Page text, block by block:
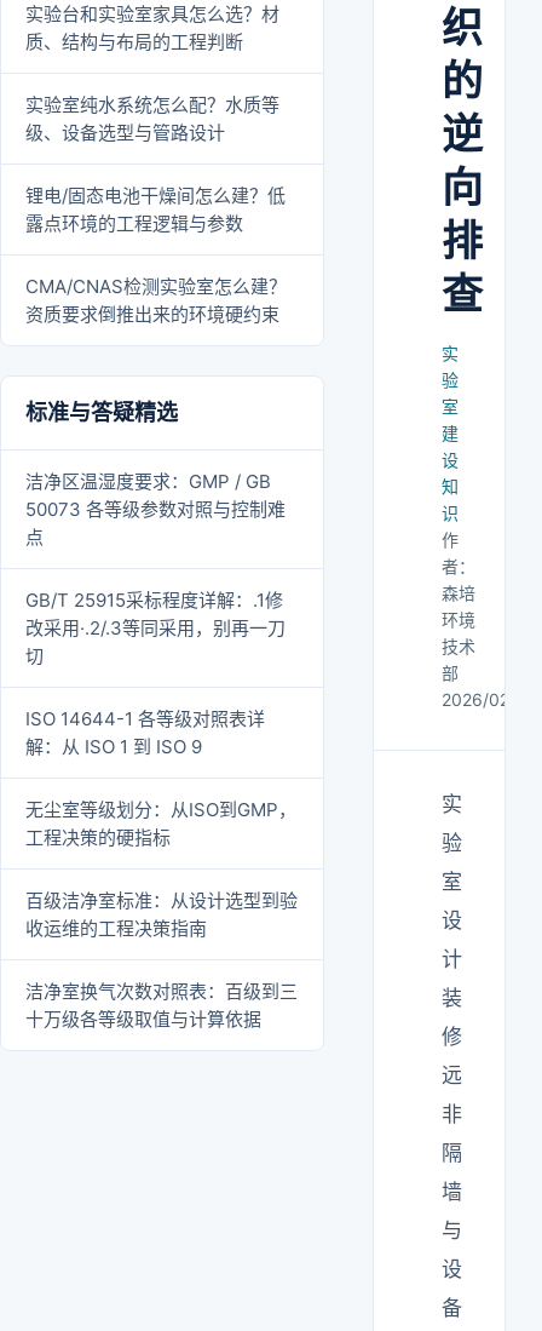
实验台和实验室家具怎么选？材
质、结构与布局的工程判断
实验室纯水系统怎么配？水质等
级、设备选型与管路设计
锂电/固态电池干燥间怎么建？低
露点环境的工程逻辑与参数
CMA/CNAS检测实验室怎么建？
资质要求倒推出来的环境硬约束
标准与答疑精选
洁净区温湿度要求：GMP / GB
50073 各等级参数对照与控制难
点
GB/T 25915采标程度详解：.1修
改采用·.2/.3等同采用，别再一刀
切
ISO 14644-1 各等级对照表详
解：从 ISO 1 到 ISO 9
无尘室等级划分：从ISO到GMP，
工程决策的硬指标
百级洁净室标准：从设计选型到验
收运维的工程决策指南
洁净室换气次数对照表：百级到三
十万级各等级取值与计算依据
织
的
逆
向
排
查
实
验
室
建
设
知
识
作
者：
森培
环境
技术
部
2026/02/24
实
验
室
设
计
装
修
远
非
隔
墙
与
设
备